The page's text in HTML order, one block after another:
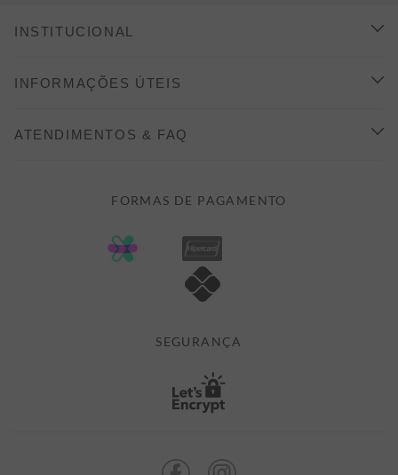
INSTITUCIONAL
CONHEÇA A ALEATORY
INFORMAÇÕES ÚTEIS
FORMAS DE PAGAMENTO
POLÍTICA DE PRIVACIDADE
ATENDIMENTOS & FAQ
ATENDIMENTO@ALEATORYSTORE.COM.BR
FORMAS DE PAGAMENTO
SEGURANÇA